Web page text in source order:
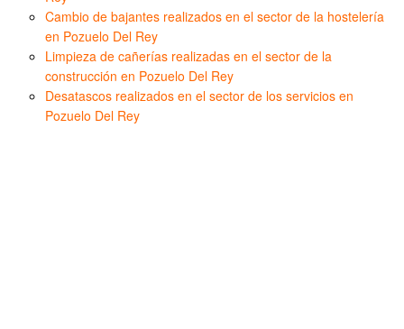
Cambio de bajantes realizados en el sector de la hostelería
en Pozuelo Del Rey
Limpieza de cañerías realizadas en el sector de la
construcción en Pozuelo Del Rey
Desatascos realizados en el sector de los servicios en
Pozuelo Del Rey